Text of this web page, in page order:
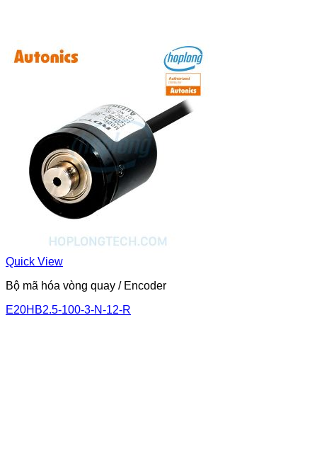
Quick View
Bộ mã hóa vòng quay / Encoder
E20HB2.5-100-3-N-12-R